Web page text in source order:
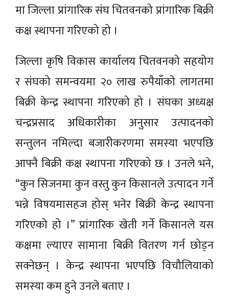
मा जिल्ला प्रांगारिक संघ चितवनको प्रांगारिक बिक्री
कक्ष स्थापना गरिएको हो ।
जिल्ला कृषि विकास कार्यालय चितवनको सहयोग
र संघको समन्वयमा २० लाख रुपैयाँको लागतमा
बिक्री केन्द्र स्थापना गरिएको हो । संघका अध्यक्ष
चन्द्रप्रसाद अधिकारीका अनुसार उत्पादनको
सन्तुलन नमिल्दा बजारीकरणमा समस्या भएपछि
आफ्नै बिक्री कक्ष स्थापना गरिएको छ । उनले भने,
“कुन सिजनमा कुन वस्तु कुन किसानले उत्पादन गर्ने
भन्ने विषयमासहज होस् भनेर बिक्री केन्द्र स्थापना
गरिएको हो ।” प्रांगारिक खेती गर्ने किसानले यस
कक्षमा ल्याएर सामाना बिक्री वितरण गर्न छोड्न
सक्नेछन् । केन्द्र स्थापना भएपछि विचौलियाको
समस्या कम हुने उनले बताए ।